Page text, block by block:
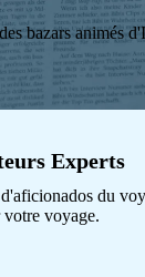
Chypre
Égypte
Explore Toutes
bazars animés
Experts
du
voyage.